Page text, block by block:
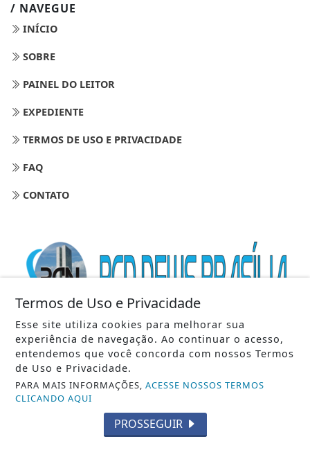
/ NAVEGUE
INÍCIO
SOBRE
PAINEL DO LEITOR
EXPEDIENTE
TERMOS DE USO E PRIVACIDADE
FAQ
CONTATO
PCN NEWS BRASÍLIA
Termos de Uso e Privacidade
Esse site utiliza cookies para melhorar sua
experiência de navegação. Ao continuar o acesso,
entendemos que você concorda com nossos Termos
de Uso e Privacidade.
PARA MAIS INFORMAÇÕES,ACESSE NOSSOS TERMOS
CLICANDO AQUI
PROSSEGUIR